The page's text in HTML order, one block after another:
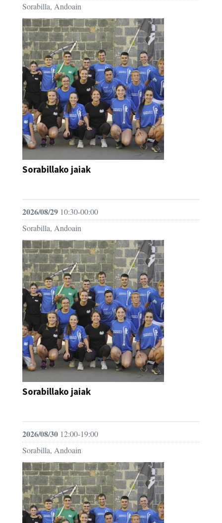
Sorabilla, Andoain
Sorabillako jaiak
2026/08/29 10:30-00:00
Sorabilla, Andoain
Sorabillako jaiak
2026/08/30 12:00-19:00
Sorabilla, Andoain